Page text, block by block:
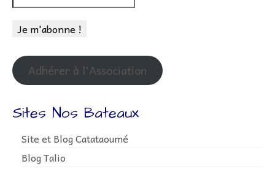
Adhérer à l'Association
Sites Nos Bateaux
Site et Blog Catataoumé
Blog Talio